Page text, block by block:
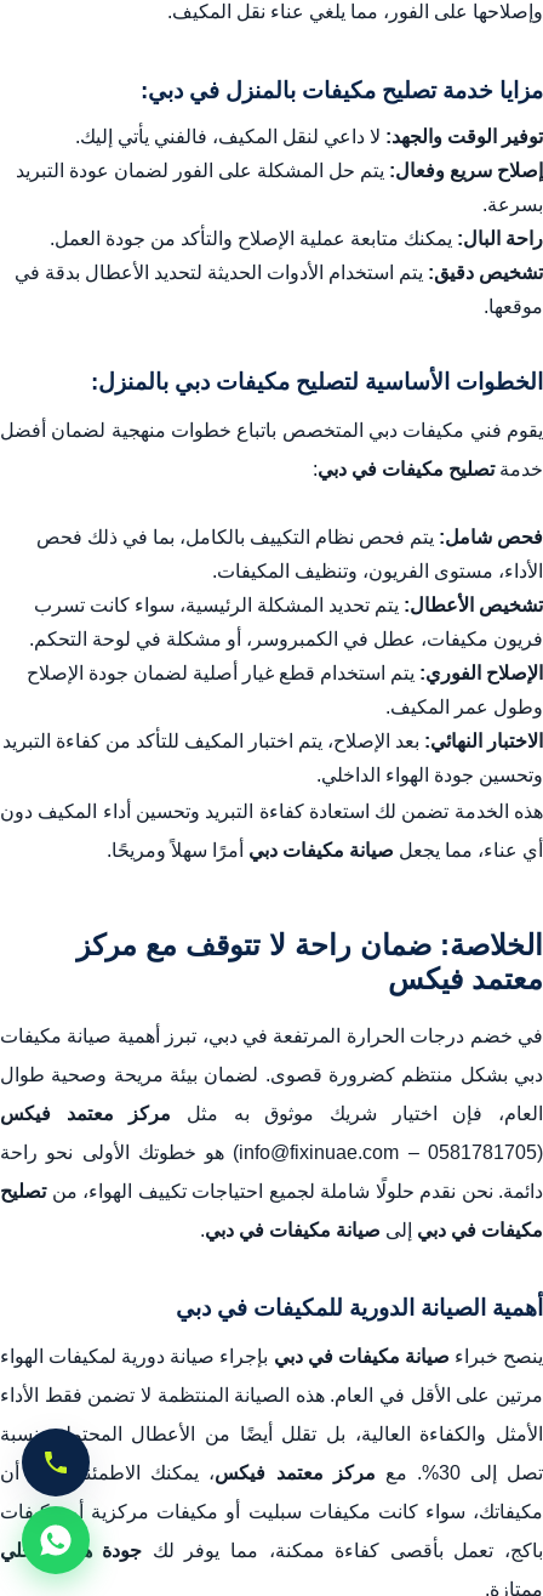
وإصلاحها على الفور، مما يلغي عناء نقل المكيف.
مزايا خدمة تصليح مكيفات بالمنزل في دبي:
توفير الوقت والجهد: لا داعي لنقل المكيف، فالفني يأتي إليك.
إصلاح سريع وفعال: يتم حل المشكلة على الفور لضمان عودة التبريد
بسرعة.
راحة البال: يمكنك متابعة عملية الإصلاح والتأكد من جودة العمل.
تشخيص دقيق: يتم استخدام الأدوات الحديثة لتحديد الأعطال بدقة في
موقعها.
الخطوات الأساسية لتصليح مكيفات دبي بالمنزل:
يقوم فني مكيفات دبي المتخصص باتباع خطوات منهجية لضمان أفضل
خدمةتصليح مكيفات في دبي:
فحص شامل: يتم فحص نظام التكييف بالكامل، بما في ذلك فحص
الأداء، مستوى الفريون، وتنظيف المكيفات.
تشخيص الأعطال: يتم تحديد المشكلة الرئيسية، سواء كانت تسرب
فريون مكيفات، عطل في الكمبروسر، أو مشكلة في لوحة التحكم.
الإصلاح الفوري: يتم استخدام قطع غيار أصلية لضمان جودة الإصلاح
وطول عمر المكيف.
الاختبار النهائي: بعد الإصلاح، يتم اختبار المكيف للتأكد من كفاءة التبريد
وتحسين جودة الهواء الداخلي.
هذه الخدمة تضمن لك استعادة كفاءة التبريد وتحسين أداء المكيف دون
أي عناء، مما يجعل صيانة مكيفات دبي أمرًا سهلاً ومريحًا.
الخلاصة: ضمان راحة لا تتوقف مع مركز
معتمد فيكس
في خضم درجات الحرارة المرتفعة في دبي، تبرز أهمية صيانة مكيفات
دبي بشكل منتظم كضرورة قصوى. لضمان بيئة مريحة وصحية طوال
العام، فإن اختيار شريك موثوق به مثل مركز معتمد فيكس
(0581781705 – info@fixinuae.com) هو خطوتك الأولى نحو راحة
دائمة. نحن نقدم حلولًا شاملة لجميع احتياجات تكييف الهواء، منتصليح
مكيفات في دبي إلى صيانة مكيفات في دبي.
أهمية الصيانة الدورية للمكيفات في دبي
ينصح خبراء صيانة مكيفات في دبي بإجراء صيانة دورية لمكيفات الهواء
مرتين على الأقل في العام. هذه الصيانة المنتظمة لا تضمن فقط الأداء
الأمثل والكفاءة العالية، بل تقلل أيضًا من الأعطال المحتملة بنسبة
تصل إلى 30%. مع
مركز معتمد فيكس، يمكنك الاطمئنان إلى أن
مكيفاتك، سواء كانت مكيفات سبليت أو مكيفات مركزية أو مكيفات
باكج، تعمل بأقصى كفاءة ممكنة، مما يوفر لك جودة هواء داخلي
ممتازة.